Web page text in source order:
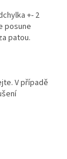
+- 2
posune
patou.
V případě